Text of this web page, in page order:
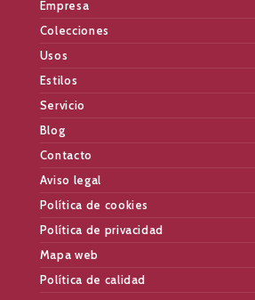
Empresa
Colecciones
Usos
Estilos
Servicio
Blog
Contacto
Aviso legal
Política de cookies
Política de privacidad
Mapa web
Política de calidad